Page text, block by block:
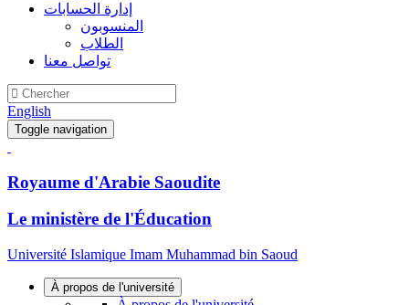
إدارة الحسابات
المنسوبون
الطلاب
تواصل معنا
English
Toggle navigation
Royaume d'Arabie Saoudite
Le ministère de l'Éducation
Université Islamique Imam Muhammad bin Saoud
À propos de l'université